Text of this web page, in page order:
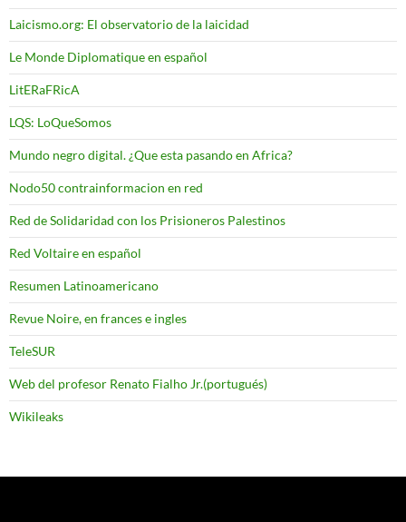
Laicismo.org: El observatorio de la laicidad
Le Monde Diplomatique en español
LitERaFRicA
LQS: LoQueSomos
Mundo negro digital. ¿Que esta pasando en Africa?
Nodo50 contrainformacion en red
Red de Solidaridad con los Prisioneros Palestinos
Red Voltaire en español
Resumen Latinoamericano
Revue Noire, en frances e ingles
TeleSUR
Web del profesor Renato Fialho Jr.(portugués)
Wikileaks